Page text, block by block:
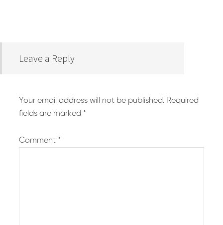
Leave a Reply
Your email address will not be published. Required
fields are marked *
Comment *